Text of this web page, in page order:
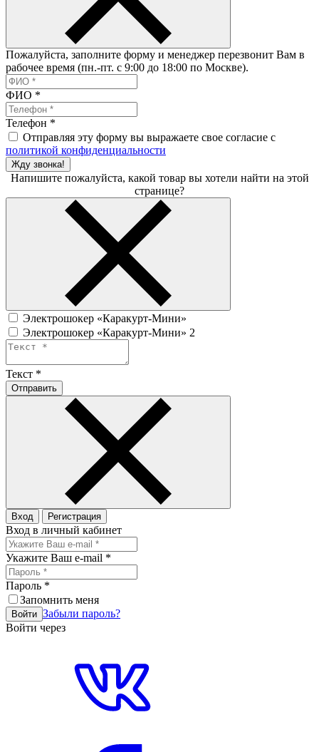
Пожалуйста, заполните форму и менеджер перезвонит Вам в
рабочее время (пн.-пт. с 9:00 до 18:00 по Москве).
ФИО *
Телефон *
Отправляя эту форму вы выражаете свое согласие с
политикой конфиденциальности
Жду звонка!
Напишите пожалуйста, какой товар вы хотели найти на этой
странице?
Электрошокер «Каракурт-Мини»
Электрошокер «Каракурт-Мини» 2
Текст *
Отправить
Вход Регистрация
Вход в личный кабинет
Укажите Ваш e-mail *
Пароль *
Запомнить меня
Войти Забыли пароль?
Войти через